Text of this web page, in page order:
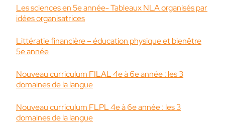
Les sciences en 5e année- Tableaux NLA organisés par
idées organisatrices
Littératie financière – éducation physique et bienêtre
5e année
Nouveau curriculum FILAL 4e à 6e année : les 3
domaines de la langue
Nouveau curriculum FLPL 4e à 6e année : les 3
domaines de la langue